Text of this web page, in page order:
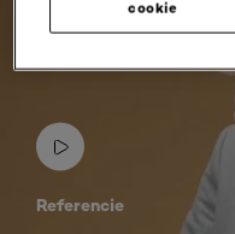
Referencie
cookie